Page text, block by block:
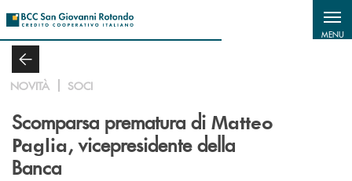
MENU
NOVITÀ SOCI
Scomparsa prematura di Matteo
Paglia, vicepresidente della
Banca